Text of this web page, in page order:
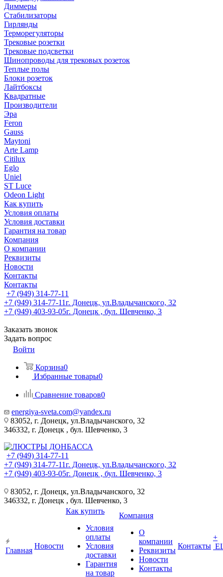
Диммеры
Стабилизаторы
Гирлянды
Терморегуляторы
Трековые розетки
Трековые подсветки
Шинопроводы для трековых розеток
Теплые полы
Блоки розеток
Лайтбоксы
Квадратные
Производители
Эра
Feron
Gauss
Maytoni
Arte Lamp
Citilux
Eglo
Uniel
ST Luce
Odeon Light
Как купить
Условия оплаты
Условия доставки
Гарантия на товар
Компания
О компании
Реквизиты
Новости
Контакты
Контакты
+7 (949) 314-77-11
+7 (949) 314-77-11г. Донецк, ул.Владычанского, 32
+7 (949) 403-93-05г. Донецк , бул. Шевченко, 3
Заказать звонок
Задать вопрос
Войти
Корзина0
Избранные товары0
Сравнение товаров0
energiya-sveta.com@yandex.ru
83052, г. Донецк, ул.Владычанского, 32
346332, г. Донецк , бул. Шевченко, 3
+7 (949) 314-77-11
+7 (949) 314-77-11г. Донецк, ул.Владычанского, 32
+7 (949) 403-93-05г. Донецк , бул. Шевченко, 3
83052, г. Донецк, ул.Владычанского, 32
346332, г. Донецк , бул. Шевченко, 3
Главная
Новости
Как купить
Условия
оплаты
Условия
доставки
Гарантия
на товар
Компания
О
компании
Реквизиты
Новости
Контакты
Контакты
+